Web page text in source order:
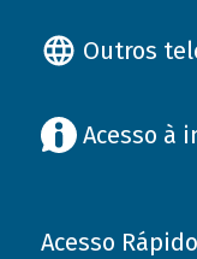
Outros
Acesso à
Acesso Rápido